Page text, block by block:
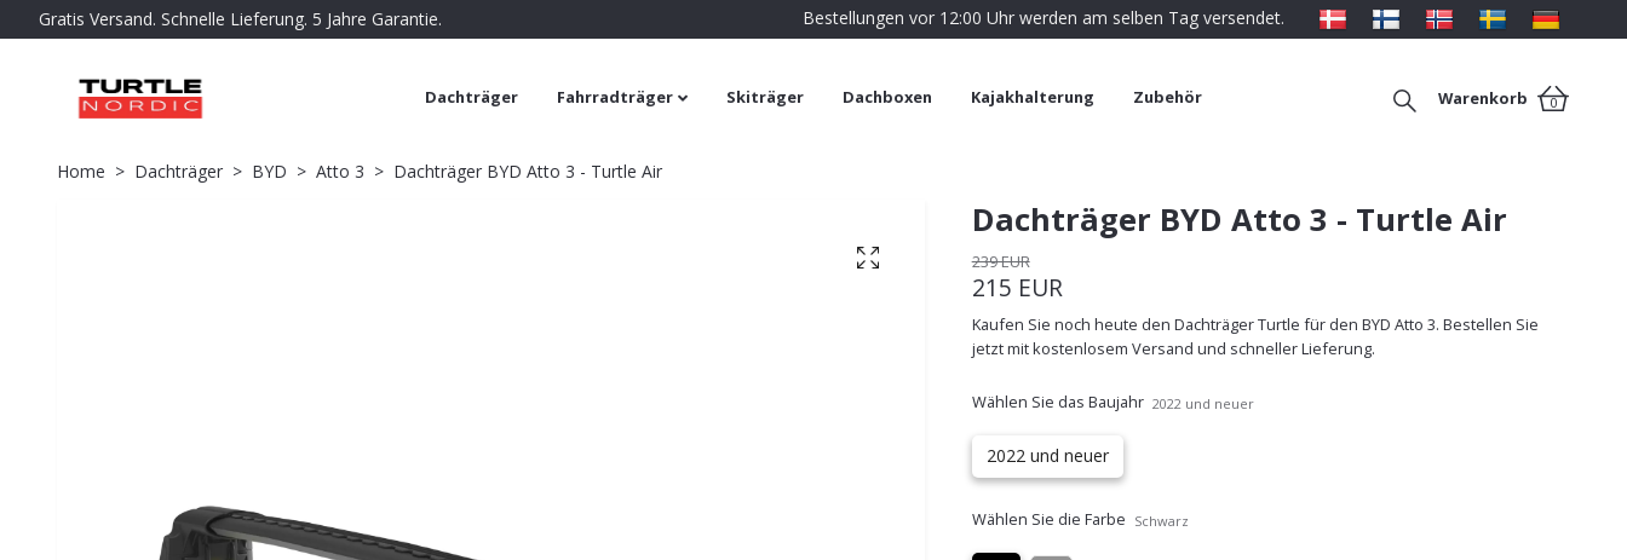
Gratis Versand. Schnelle Lieferung. 5 Jahre Garantie. Bestellungen vor 12:00 Uhr werden am selben Tag versendet.
Dachträger Fahrradträger Skiträger Dachboxen Kajakhalterung Zubehör Warenkorb 0
Home Dachträger BYD Atto 3 Dachträger BYD Atto 3 - Turtle Air
Dachträger BYD Atto 3 - Turtle Air
239 EUR
215 EUR
Kaufen Sie noch heute den Dachträger Turtle für den BYD Atto 3. Bestellen Sie
jetzt mit kostenlosem Versand und schneller Lieferung.
Wählen Sie das Baujahr 2022 und neuer
2022 und neuer
Wählen Sie die Farbe Schwarz